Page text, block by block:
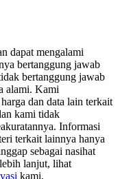
Bonus
dapat mengalami
bertanggung jawab
bertanggung jawab
alami. Kami
dan data lain terkait
kami tidak
Informasi
terkait lainnya hanya
sebagai nasihat
lanjut, lihat
kami.